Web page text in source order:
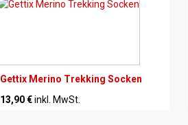
Gettix Merino Trekking Socken
13,90 € inkl. MwSt.